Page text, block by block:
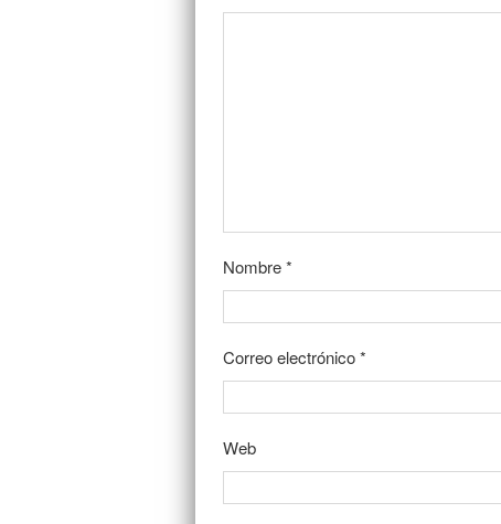
Nombre*
Correo electrónico*
Web